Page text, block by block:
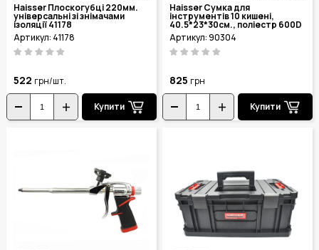
Haisser Плоскогубці 220мм.
універсальні зі знімачами
ізоляції 41178
Артикул: 41178
522 грн/шт.
Купити
Haisser Сумка для
інструментів 10 кишені,
40.5*23*30см., поліестр 600D
90304
Артикул: 90304
825 грн
Купити